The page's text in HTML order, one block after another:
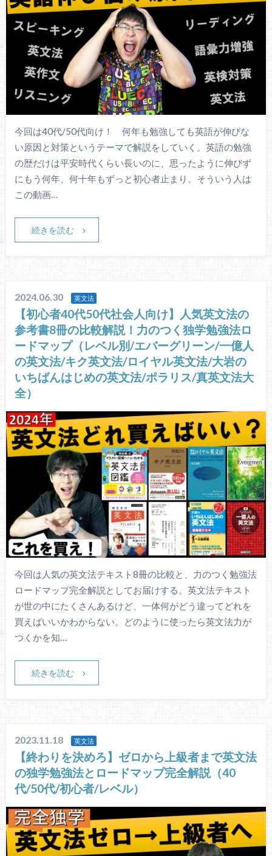
今回は40代/50代向け！ 何年も勉強しても英語が伸びな
い原因と対策というテーマで解説をしていく。英語の勉強
の歴だけは平安時代くらい長いのに、思ったように伸びず
にもう何年、何十年もずっと初心者止まり。そういう人は
この動画…
続きを読む
2024.06.30 英文法
【初心者40代50代社会人向け】人気英文法の
参考書8冊の比較解説！力のつく独学勉強法ロ
ードマップ（レベル別/エバーグリーン/一億人
の英文法/キク英文法/ロイヤル英文法/大岩の
いちばんはじめの英文法/ポラリス/真英文法大
全）
今回は人気の英文法テキスト8冊の比較と、力のつく勉強法
ロードマップ完全解説としてお届けする。英文法テキスト
が世の中にたくさんあるけど、一体何がどう違ってどれを
買えばいいかわからない。どのように使ったら英文法力が
つくかを知…
続きを読む
2023.11.18 英文法
【終わりを決めろ】ゼロから上級者まで英文法
の独学勉強法とロードマップ完全解説（40
代/50代/初心者/レベル）